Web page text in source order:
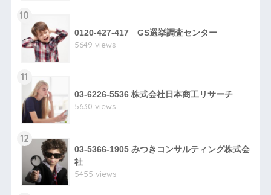
10
0120-427-417 GS選挙調査センター
5649 views
11
03-6226-5536 株式会社日本商工リサーチ
5630 views
12
03-5366-1905 みつきコンサルティング株式会
社
5455 views